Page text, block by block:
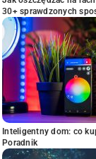
30+ sprawdzonych
Inteligentny dom: co
Poradnik